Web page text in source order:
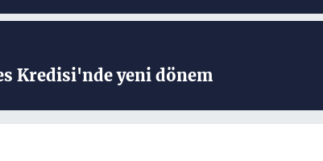
Kredisi'nde yeni dönem